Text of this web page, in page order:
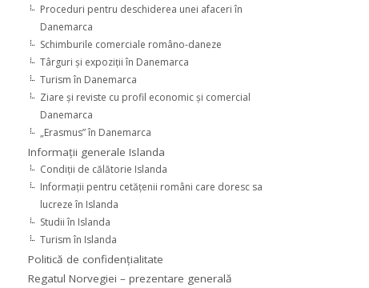
Proceduri pentru deschiderea unei afaceri în
Danemarca
Schimburile comerciale româno-daneze
Târguri şi expoziţii în Danemarca
Turism în Danemarca
Ziare şi reviste cu profil economic şi comercial
Danemarca
„Erasmus” în Danemarca
Informaţii generale Islanda
Condiţii de călătorie Islanda
Informaţii pentru cetăţenii români care doresc sa
lucreze în Islanda
Studii în Islanda
Turism în Islanda
Politică de confidențialitate
Regatul Norvegiei – prezentare generală